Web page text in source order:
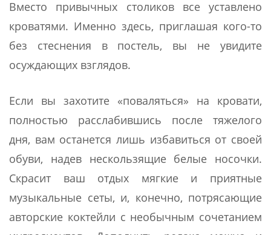
Вместо привычных столиков все уставлено
кроватями. Именно здесь, приглашая кого-то
без стеснения в постель, вы не увидите
осуждающих взглядов.
Если вы захотите «поваляться» на кровати,
полностью расслабившись после тяжелого
дня, вам останется лишь избавиться от своей
обуви, надев нескользящие белые носочки.
Скрасит ваш отдых мягкие и приятные
музыкальные сеты, и, конечно, потрясающие
авторские коктейли с необычным сочетанием